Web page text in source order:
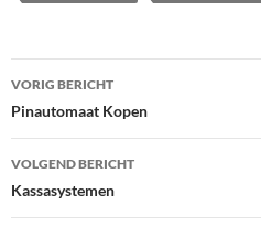
Bericht
navigatie
VORIG BERICHT
Pinautomaat Kopen
VOLGEND BERICHT
Kassasystemen